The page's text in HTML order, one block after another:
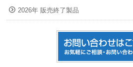
2026年 販売終了製品